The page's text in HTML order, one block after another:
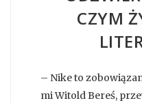
CZYM
– Nike to
mi Witold Bereś,